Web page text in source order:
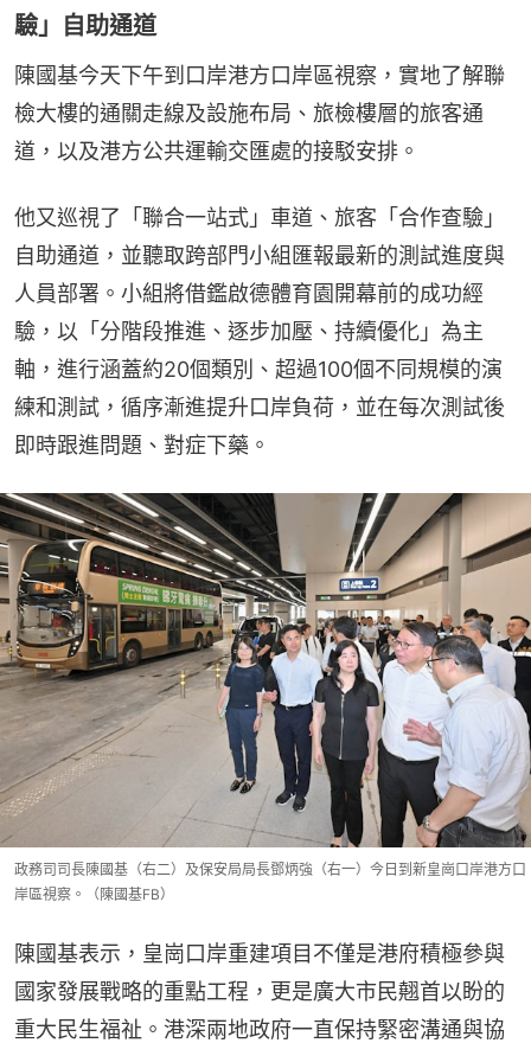
驗」自助通道
陳國基今天下午到口岸港方口岸區視察，實地了解聯
檢大樓的通關走線及設施布局、旅檢樓層的旅客通
道，以及港方公共運輸交匯處的接駁安排。
他又巡視了「聯合一站式」車道、旅客「合作查驗」
自助通道，並聽取跨部門小組匯報最新的測試進度與
人員部署。小組將借鑑啟德體育園開幕前的成功經
驗，以「分階段推進、逐步加壓、持續優化」為主
軸，進行涵蓋約20個類別、超過100個不同規模的演
練和測試，循序漸進提升口岸負荷，並在每次測試後
即時跟進問題、對症下藥。
政務司司長陳國基（右二）及保安局局長鄧炳強（右一）今日到新皇崗口岸港方口
岸區視察。（陳國基FB）
陳國基表示，皇崗口岸重建項目不僅是港府積極參與
國家發展戰略的重點工程，更是廣大市民翹首以盼的
重大民生福祉。港深兩地政府一直保持緊密溝通與協